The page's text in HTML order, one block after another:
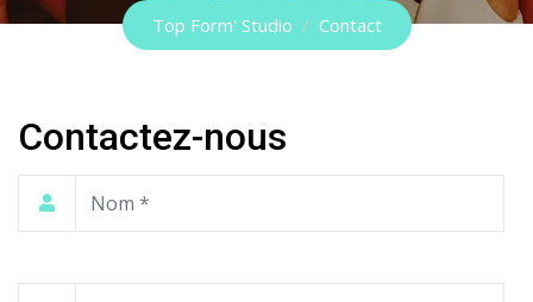
Top Form' Studio / Contact
Contactez-nous